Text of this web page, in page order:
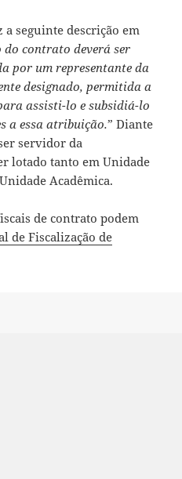
a seguinte descrição em
do contrato deverá ser
por um representante da
designado, permitida a
assisti-lo e subsidiá-lo
a essa atribuição.” Diante
servidor da
lotado tanto em Unidade
Acadêmica.
de contrato podem
de Fiscalização de